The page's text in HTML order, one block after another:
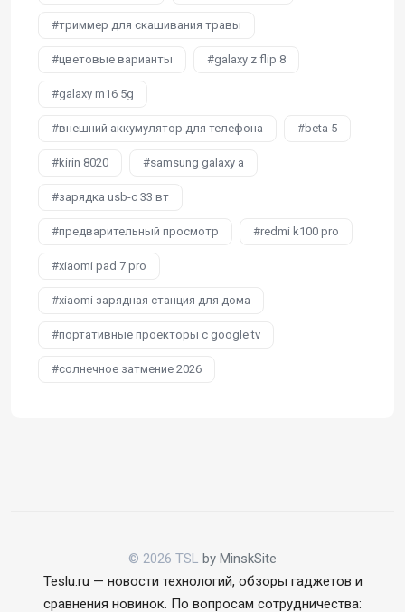
триммер для скашивания травы
цветовые варианты galaxy z flip 8
galaxy m16 5g
внешний аккумулятор для телефона beta 5
kirin 8020 samsung galaxy a
зарядка usb-c 33 вт
предварительный просмотр redmi k100 pro
xiaomi pad 7 pro
xiaomi зарядная станция для дома
портативные проекторы с google tv
солнечное затмение 2026
© 2026 TSL by MinskSite
Teslu.ru — новости технологий, обзоры гаджетов и
сравнения новинок. По вопросам сотрудничества: